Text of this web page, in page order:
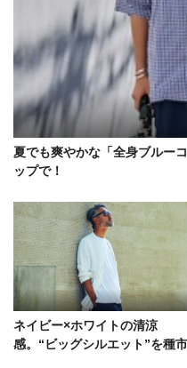
夏でも爽やかな「全身ブルー
ップで！
ネイビー×ホワイトの清涼
感。“ビッグシルエット”を種市